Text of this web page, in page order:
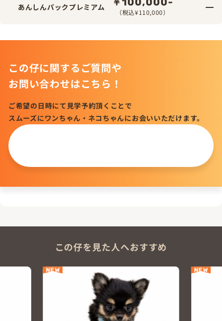
あんしんパックプレミアム
（税込¥110,000）
この仔に関するご質問や
お問い合わせはこちら！
ご希望の日時にて見学予約頂くことで
スムーズにワンちゃん・ネコちゃんにお会いいただけます。
この仔を見た人へおすすめ
NEW NEW